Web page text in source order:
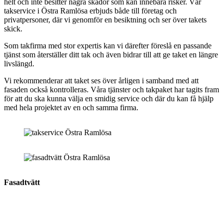
takservice i Östra Ramlösa erbjuds både till företag och
privatpersoner, där vi genomför en besiktning och ser över takets
skick.
Som takfirma med stor expertis kan vi därefter föreslå en passande
tjänst som återställer ditt tak och även bidrar till att ge taket en längre
livslängd.
Vi rekommenderar att taket ses över årligen i samband med att
fasaden också kontrolleras. Våra tjänster och takpaket har tagits fram
för att du ska kunna välja en smidig service och där du kan få hjälp
med hela projektet av en och samma firma.
Fasadtvätt